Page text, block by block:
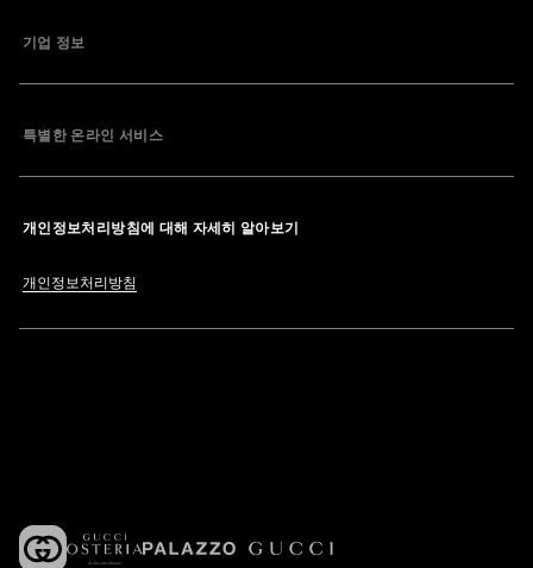
기업 정보
특별한 온라인 서비스
개인정보처리방침에 대해 자세히 알아보기
개인정보처리방침